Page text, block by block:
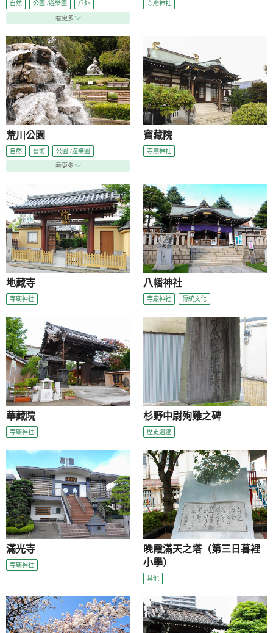
自然 公園 /遊樂園 戶外
看更多
寺廟神社
荒川公園
自然 藝術 公園 /遊樂園
看更多
寶藏院
寺廟神社
地藏寺
寺廟神社
八幡神社
寺廟神社 傳統文化
華藏院
寺廟神社
杉野中尉殉難之碑
歷史遺迹
滿光寺
寺廟神社
晚霞滿天之塔（第三日暮裡
小學）
其他